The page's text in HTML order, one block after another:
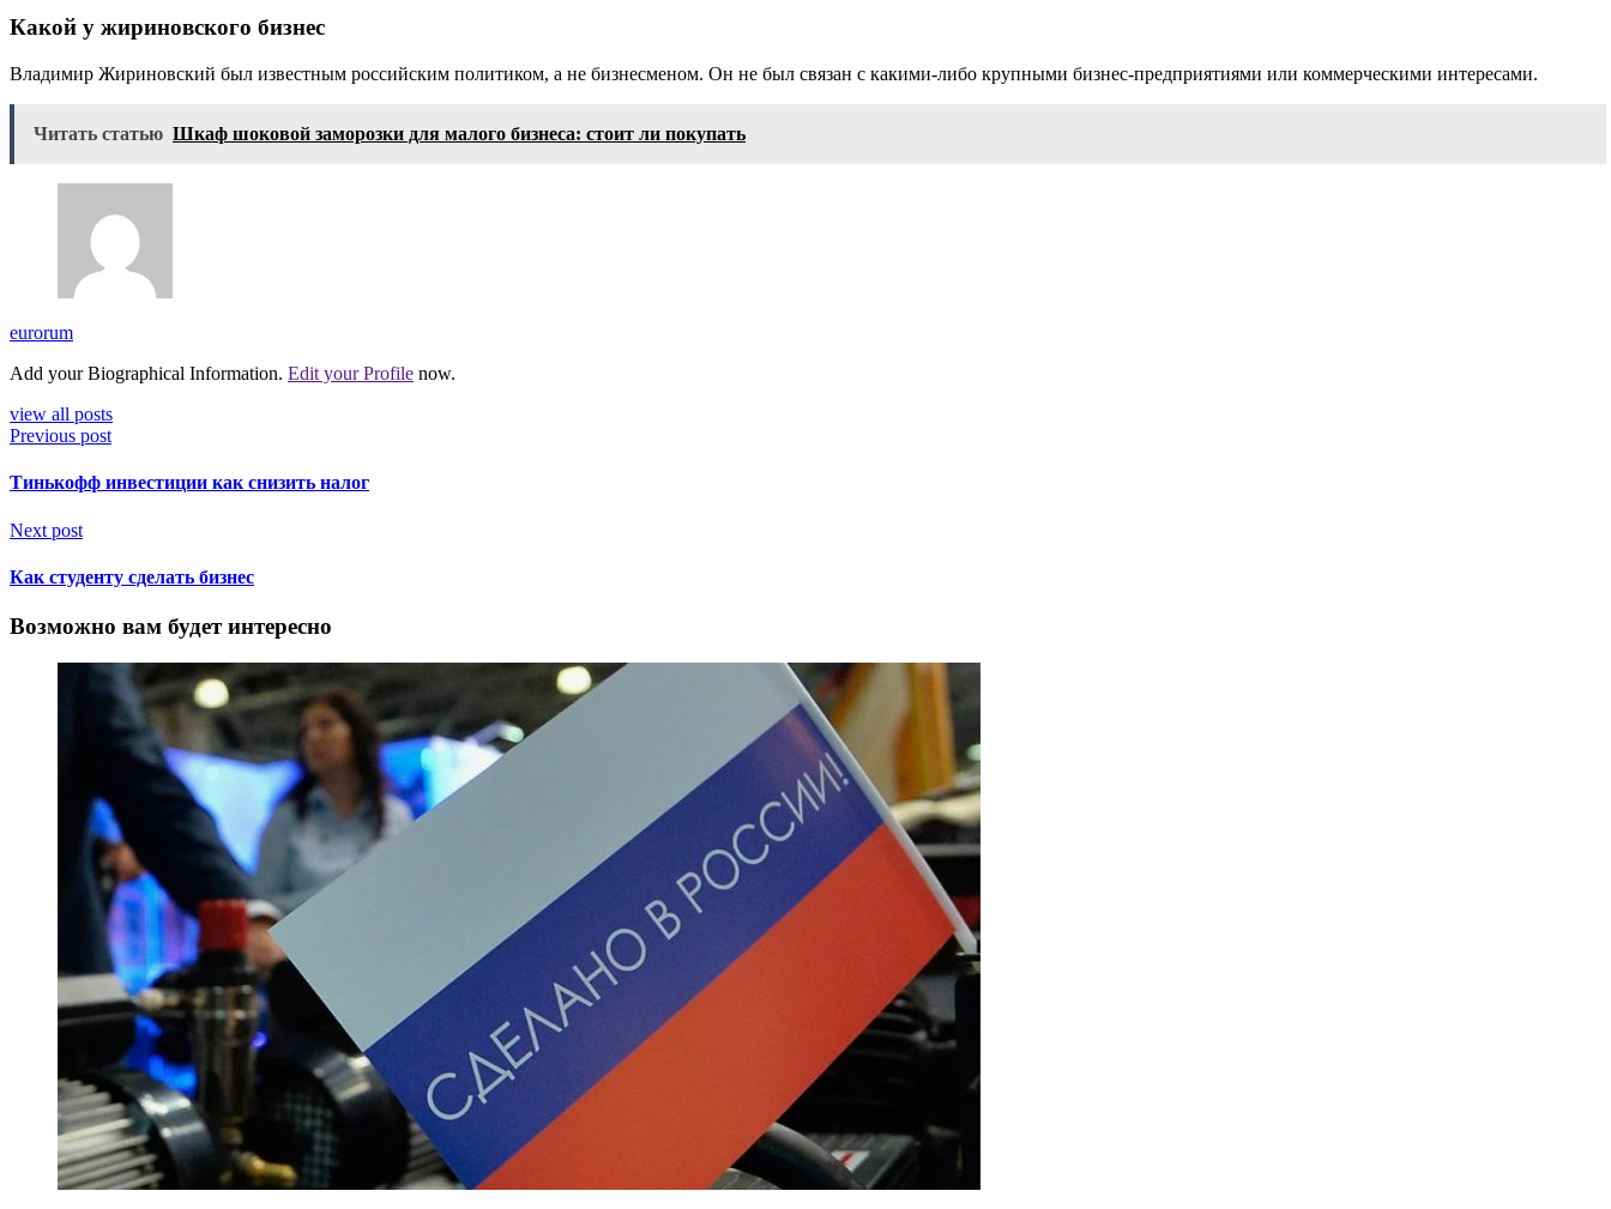
Какой у жириновского бизнес
Владимир Жириновский был известным российским политиком, а не бизнесменом. Он не был связан с какими-либо крупными бизнес-предприятиями или коммерческими интересами.
Читать статью Шкаф шоковой заморозки для малого бизнеса: стоит ли покупать
eurorum
Add your Biographical Information. Edit your Profile now.
view all posts
Previous post
Тинькофф инвестиции как снизить налог
Next post
Как студенту сделать бизнес
Возможно вам будет интересно